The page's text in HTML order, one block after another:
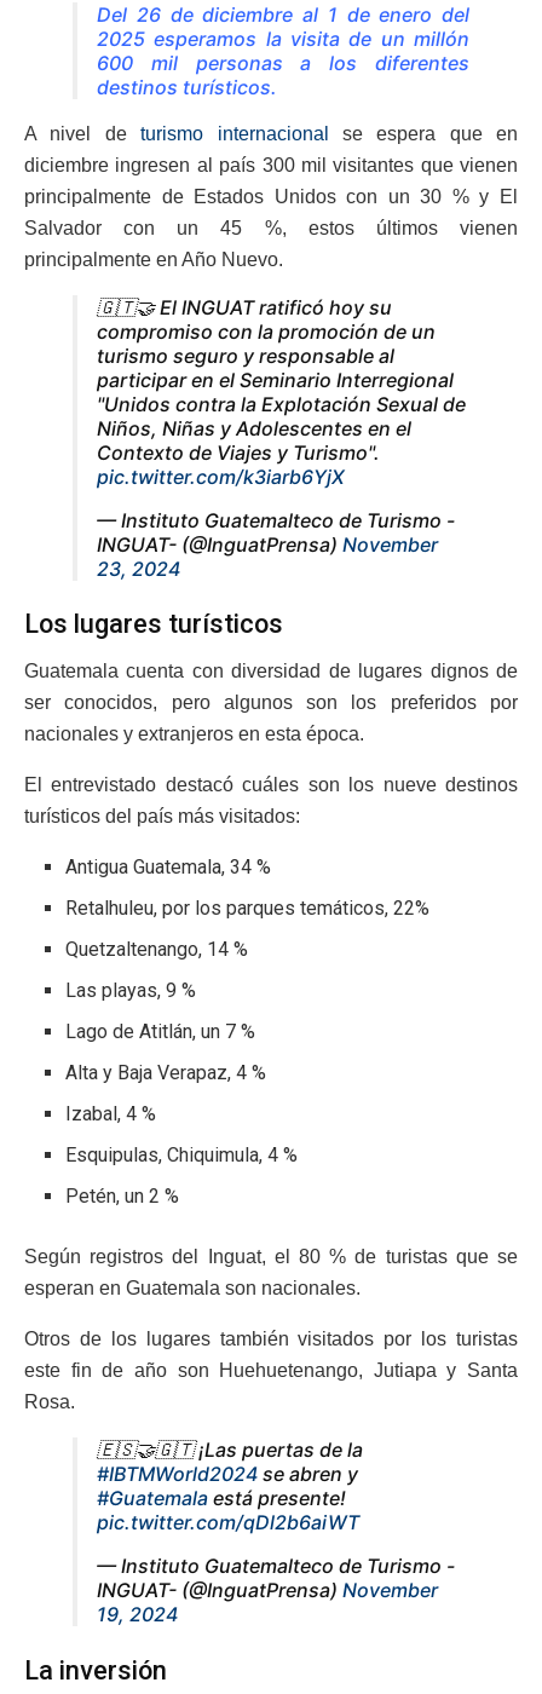
Del 26 de diciembre al 1 de enero del
2025 esperamos la visita de un millón
600 mil personas a los diferentes
destinos turísticos.
A nivel deturismo internacional
se espera que en
diciembre ingresen al país 300 mil visitantes que vienen
principalmente de Estados Unidos con un 30 % y El
Salvador con un 45 %, estos últimos vienen
principalmente en Año Nuevo.
🇬🇹🤝 El INGUAT ratificó hoy su
compromiso con la promoción de un
turismo seguro y responsable al
participar en el Seminario Interregional
"Unidos contra la Explotación Sexual de
Niños, Niñas y Adolescentes en el
Contexto de Viajes y Turismo".
pic.twitter.com/k3iarb6YjX
— Instituto Guatemalteco de Turismo -
INGUAT- (@InguatPrensa) November
23, 2024
Los lugares turísticos
Guatemala cuenta con diversidad de lugares dignos de
ser conocidos, pero algunos son los preferidos por
nacionales y extranjeros en esta época.
El entrevistado destacó cuáles son los nueve destinos
turísticos del país más visitados:
Antigua Guatemala, 34 %
Retalhuleu, por los parques temáticos, 22%
Quetzaltenango, 14 %
Las playas, 9 %
Lago de Atitlán, un 7 %
Alta y Baja Verapaz, 4 %
Izabal, 4 %
Esquipulas, Chiquimula, 4 %
Petén, un 2 %
Según registros del Inguat, el 80 % de turistas que se
esperan en Guatemala son nacionales.
Otros de los lugares también visitados por los turistas
este fin de año son Huehuetenango, Jutiapa y Santa
Rosa.
🇪🇸🤝🇬🇹 ¡Las puertas de la
#IBTMWorld2024 se abren y
#Guatemala está presente!
pic.twitter.com/qDl2b6aiWT
— Instituto Guatemalteco de Turismo -
INGUAT- (@InguatPrensa) November
19, 2024
La inversión